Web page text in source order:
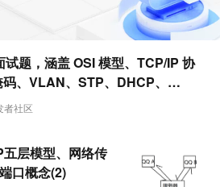
者社区
题，涵盖 OSI 模型、TCP/IP 协
、VLAN、STP、DHCP、
等基础知识和技术，帮助小白
层模型、网络传
口概念(2)